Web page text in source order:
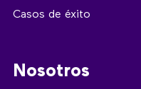
Casos de éxito
Nosotros